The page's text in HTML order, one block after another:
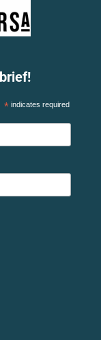
* indicates required